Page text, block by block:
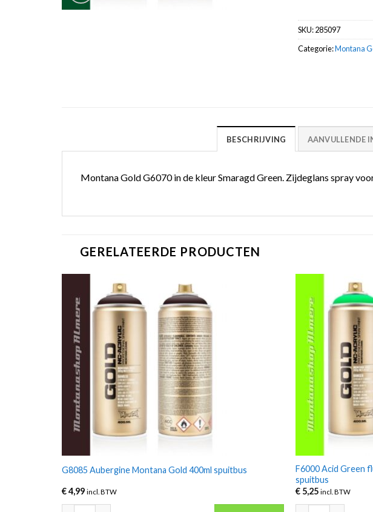
SKU:285097
Categorie:Montana
BESCHRIJVING AANVULLENDE
Montana Gold G6070 in de kleur Smaragd Green. Zijdeglans spray
GERELATEERDE PRODUCTEN
G8085 Aubergine Montana Gold 400ml spuitbus
€4,99 incl. BTW
F6000 Acid Green
spuitbus
€ 5,25 incl. BTW